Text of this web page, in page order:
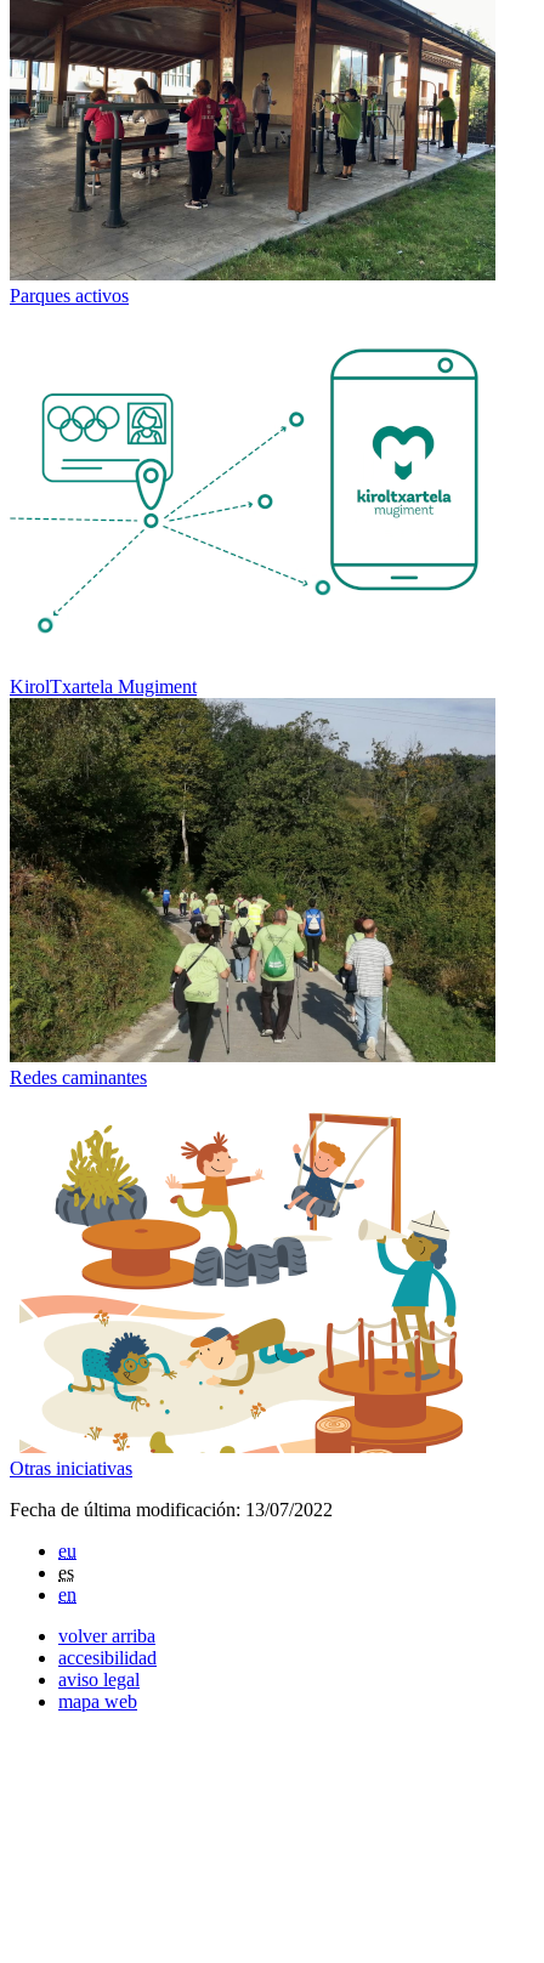
Parques activos
KirolTxartela Mugiment
Redes caminantes
Otras iniciativas
Fecha de última modificación: 13/07/2022
eu
es
en
volver arriba
accesibilidad
aviso legal
mapa web